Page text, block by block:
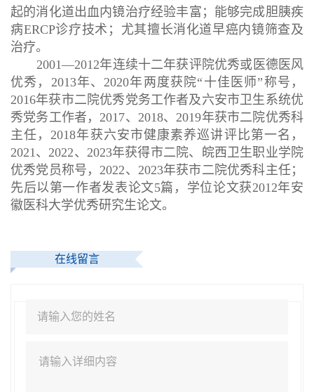
起的消化道出血内镜治疗经验丰富； 能够完成胆胰疾
病ERCP诊疗技术；
尤其擅长消化道早癌内镜筛查及
治疗。
2001—2012年连续十二年获评院优秀或 医德医风
优秀 ， 2013年、2020年两度获院“十佳医师”称号，
2016年获市二院优秀党务工作者及六安市卫生系统优
秀党务工作者，2017、2018、2019年获市二院优秀科
主任，2018年获六安市健康素养巡讲评比第一名 ，
2021、2022、2023年获得市二院、皖西卫生职业学院
优秀党员称号 ，2022、2023年获市二院优秀科主任；
先后以第一作者发表论文5篇，学位论文获2012年安
徽医科大学优秀研究生论文。
在线留言